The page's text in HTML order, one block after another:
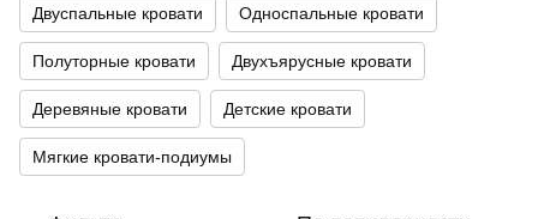
Двуспальные кровати Односпальные кровати
Полуторные кровати Двухъярусные кровати
Деревяные кровати Детские кровати
Мягкие кровати-подиумы